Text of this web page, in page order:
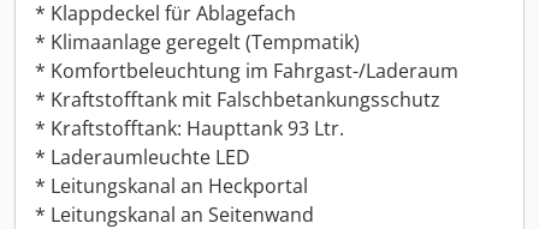
* Klappdeckel für Ablagefach
* Klimaanlage geregelt (Tempmatik)
* Komfortbeleuchtung im Fahrgast-/Laderaum
* Kraftstofftank mit Falschbetankungsschutz
* Kraftstofftank: Haupttank 93 Ltr.
* Laderaumleuchte LED
* Leitungskanal an Heckportal
* Leitungskanal an Seitenwand